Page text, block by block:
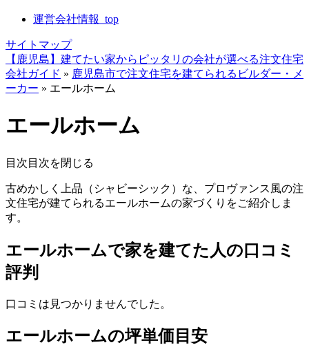
運営会社情報_top
サイトマップ
【鹿児島】建てたい家からピッタリの会社が選べる注文住宅
会社ガイド » 鹿児島市で注文住宅を建てられるビルダー・メ
ーカー » エールホーム
エールホーム
目次 目次を閉じる
古めかしく上品（シャビーシック）な、プロヴァンス風の注
文住宅が建てられるエールホームの家づくりをご紹介しま
す。
エールホームで家を建てた人の口コミ
評判
口コミは見つかりませんでした。
エールホームの坪単価目安